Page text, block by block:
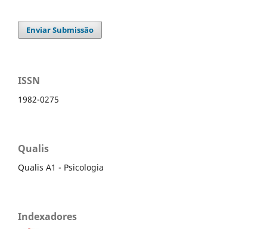
Enviar Submissão
ISSN
1982-0275
Qualis
Qualis A1 - Psicologia
Indexadores